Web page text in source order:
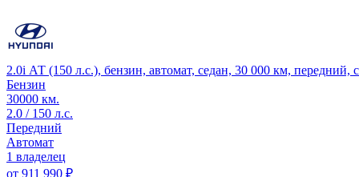
2.0i АТ (150 л.с.), бензин, автомат, седан, 30 000 км, передний,
Бензин
30000 км.
2.0 / 150 л.с.
Передний
Автомат
1 владелец
от 911 990 ₽